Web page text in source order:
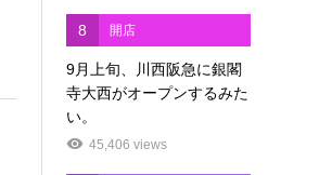
8 開店
9月上旬、川西阪急に銀閣
寺大西がオープンするみた
い。
45,406 views